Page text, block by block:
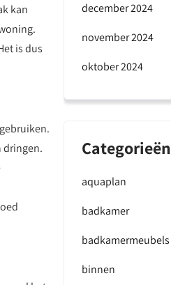
kan
is dus
dringen.
december 2024
november 2024
oktober 2024
Categorieën
aquaplan
badkamer
badkamermeubels
binnen